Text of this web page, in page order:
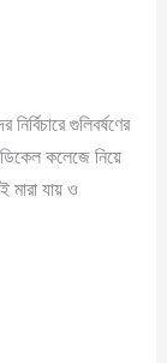
গুলিবর্ষণের
কলেজে নিয়ে
যায় ও